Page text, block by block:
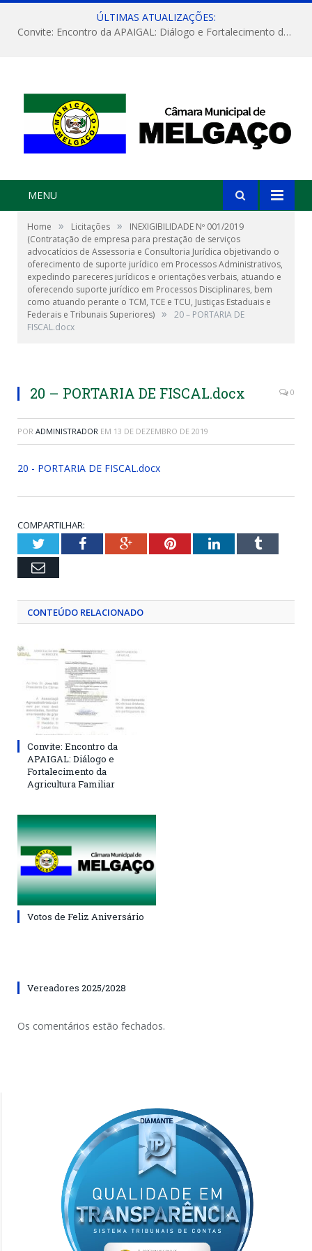
ÚLTIMAS ATUALIZAÇÕES:
Convite: Encontro da APAIGAL: Diálogo e Fortalecimento da Agricultura Familiar
MENU
Home » Licitações »
INEXIGIBILIDADE Nº 001/2019
(Contratação de empresa para prestação de serviços
advocatícios de Assessoria e Consultoria Jurídica objetivando o
oferecimento de suporte jurídico em Processos Administrativos,
expedindo pareceres jurídicos e orientações verbais, atuando e
oferecendo suporte jurídico em Processos Disciplinares, bem
como atuando perante o TCM, TCE e TCU, Justiças Estaduais e
Federais e Tribunais Superiores) »
20 – PORTARIA DE
FISCAL.docx
20 – PORTARIA DE FISCAL.docx 0
POR ADMINISTRADOR EM 13 DE DEZEMBRO DE 2019
20 - PORTARIA DE FISCAL.docx
COMPARTILHAR:
TwitterFacebookGoogle+PinterestLinkedInTumblr
Email
CONTEÚDO RELACIONADO
Convite: Encontro da
APAIGAL: Diálogo e
Fortalecimento da
Agricultura Familiar
Votos de Feliz Aniversário
Vereadores 2025/2028
Os comentários estão fechados.